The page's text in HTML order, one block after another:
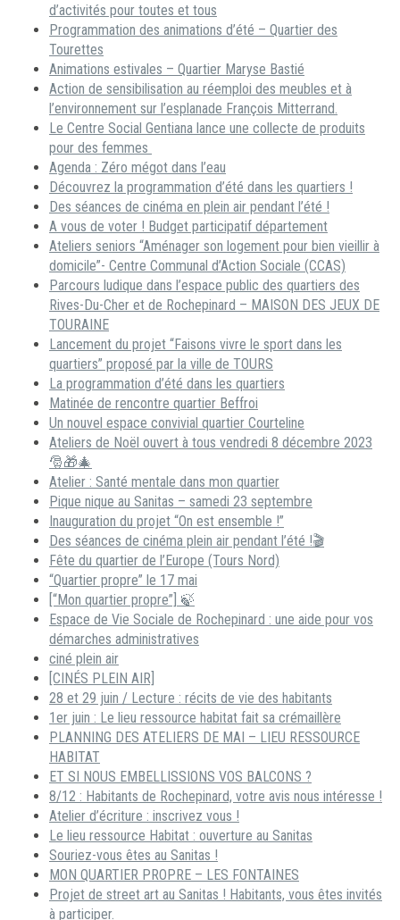
d’activités pour toutes et tous
Programmation des animations d’été – Quartier des
Tourettes
Animations estivales – Quartier Maryse Bastié
Action de sensibilisation au réemploi des meubles et à
l’environnement sur l’esplanade François Mitterrand.
Le Centre Social Gentiana lance une collecte de produits
pour des femmes
Agenda : Zéro mégot dans l’eau
Découvrez la programmation d’été dans les quartiers !
Des séances de cinéma en plein air pendant l’été !
A vous de voter ! Budget participatif département
Ateliers seniors “Aménager son logement pour bien vieillir à
domicile”- Centre Communal d’Action Sociale (CCAS)
Parcours ludique dans l’espace public des quartiers des
Rives-Du-Cher et de Rochepinard – MAISON DES JEUX DE
TOURAINE
Lancement du projet “Faisons vivre le sport dans les
quartiers” proposé par la ville de TOURS
La programmation d’été dans les quartiers
Matinée de rencontre quartier Beffroi
Un nouvel espace convivial quartier Courteline
Ateliers de Noël ouvert à tous vendredi 8 décembre 2023
🎅🎁🎄
Atelier : Santé mentale dans mon quartier
Pique nique au Sanitas – samedi 23 septembre
Inauguration du projet “On est ensemble !”
Des séances de cinéma plein air pendant l’été !🎬
Fête du quartier de l’Europe (Tours Nord)
“Quartier propre” le 17 mai
[“Mon quartier propre”] 🍃
Espace de Vie Sociale de Rochepinard : une aide pour vos
démarches administratives
ciné plein air
[CINÉS PLEIN AIR]
28 et 29 juin / Lecture : récits de vie des habitants
1er juin : Le lieu ressource habitat fait sa crémaillère
PLANNING DES ATELIERS DE MAI – LIEU RESSOURCE
HABITAT
ET SI NOUS EMBELLISSIONS VOS BALCONS ?
8/12 : Habitants de Rochepinard, votre avis nous intéresse !
Atelier d’écriture : inscrivez vous !
Le lieu ressource Habitat : ouverture au Sanitas
Souriez-vous êtes au Sanitas !
MON QUARTIER PROPRE – LES FONTAINES
Projet de street art au Sanitas ! Habitants, vous êtes invités
à participer.